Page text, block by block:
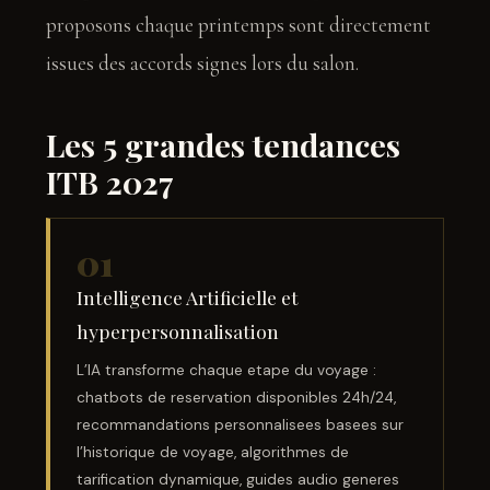
proposons chaque printemps sont directement
issues des accords signes lors du salon.
Les 5 grandes tendances
ITB 2027
01
Intelligence Artificielle et
hyperpersonnalisation
L’IA transforme chaque etape du voyage :
chatbots de reservation disponibles 24h/24,
recommandations personnalisees basees sur
l’historique de voyage, algorithmes de
tarification dynamique, guides audio generes